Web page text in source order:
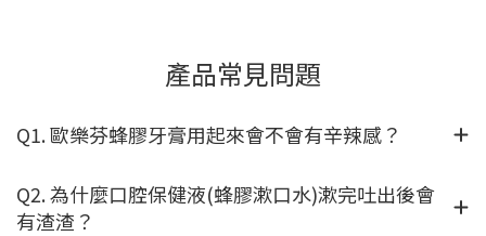
產品常見問題
Q1. 歐樂芬蜂膠牙膏用起來會不會有辛辣感？
Q2. 為什麼口腔保健液(蜂膠漱口水)漱完吐出後會
有渣渣？